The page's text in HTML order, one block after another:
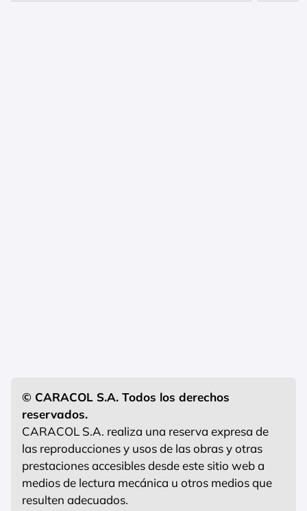
© CARACOL S.A. Todos los derechos
reservados.
CARACOL S.A. realiza una reserva expresa de
las reproducciones y usos de las obras y otras
prestaciones accesibles desde este sitio web a
medios de lectura mecánica u otros medios que
resulten adecuados.